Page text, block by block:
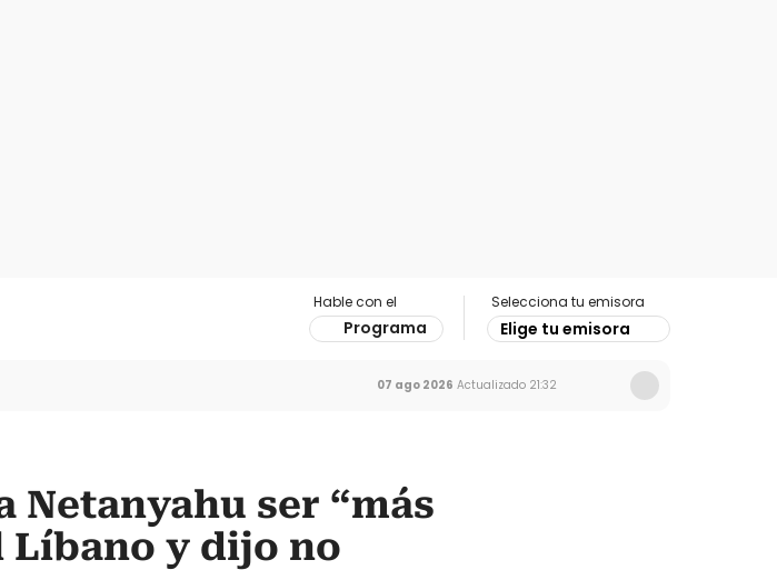
Hable con el
Programa
Selecciona tu emisora
Elige tu emisora
07 ago 2026 Actualizado 21:32
ser “más
Líbano y dijo no